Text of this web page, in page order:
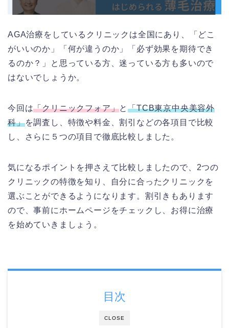
AGA治療をしているクリニックは全国にあり、「どこ
がいいのか」「何が違うのか」「必ず効果を期待でき
るのか？」と思っている方、迷っている方も多いので
はないでしょうか。
今回は「クリニックフォア」と「TCB東京中央美容外
科」を調査し、特徴や料金、割引などの各項目で比較
し、さらに５つの項目で徹底比較しました。
気になるポイントを押さえて比較しましたので、2つの
クリニックの特徴を知り、自分に合ったクリニックを
選ぶことができるようになります。割引きもあります
ので、事前にホームページをチェックし、お得に治療
を始めていきましょう。
CLOSE
目次